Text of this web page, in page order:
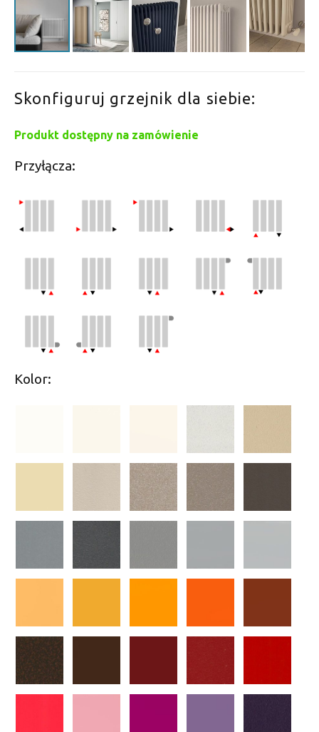
Skonfiguruj grzejnik dla siebie:
Produkt dostępny na zamówienie
Przyłącza:
Kolor: